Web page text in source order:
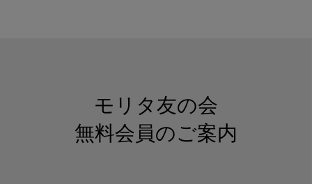
モリタ友の会
無料会員のご案内